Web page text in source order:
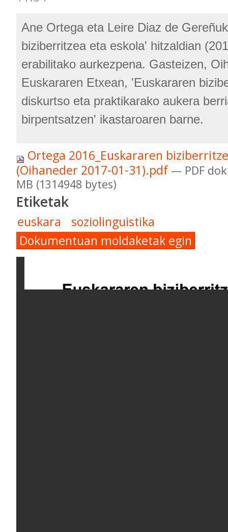
Ane Ortega eta Leire Diaz de
biziberritzea eta eskola' hitzaldian
erabilitako aurkezpena. Gasteizen,
Euskararen Etxean, 'Euskararen
diskurtso eta praktikarako aukera
birpentsatzen' ikastaroaren barne.
Ortega 2016_Euskararen
(Oihaneder 2017-01-31).pdf — PDF
MB (1314948 bytes)
Etiketak
euskara
soziolinguistika
Dokumentuan moldaketak egin